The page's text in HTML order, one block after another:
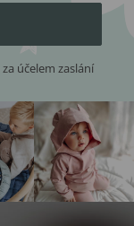
za účelem zaslání